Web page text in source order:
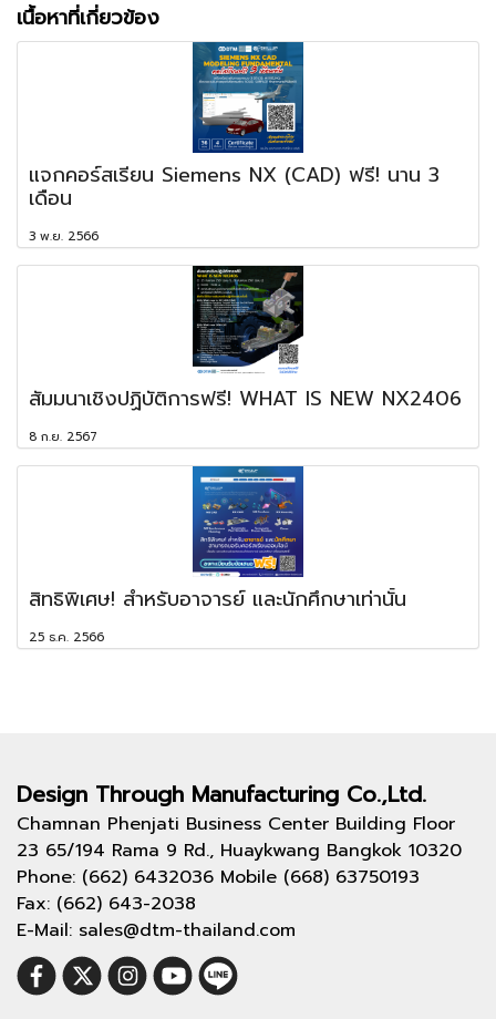
เนื้อหาที่เกี่ยวข้อง
แจกคอร์สเรียน Siemens NX (CAD) ฟรี! นาน 3
เดือน
3 พ.ย. 2566
สัมมนาเชิงปฏิบัติการฟรี! WHAT IS NEW NX2406
8 ก.ย. 2567
สิทธิพิเศษ! สำหรับอาจารย์ และนักศึกษาเท่านั้น
25 ธ.ค. 2566
Design Through Manufacturing Co.,Ltd.
Chamnan Phenjati Business Center Building Floor
23 65/194 Rama 9 Rd., Huaykwang Bangkok 10320
Phone: (662) 6432036 Mobile (668) 63750193
Fax: (662) 643-2038
E-Mail: sales@dtm-thailand.com